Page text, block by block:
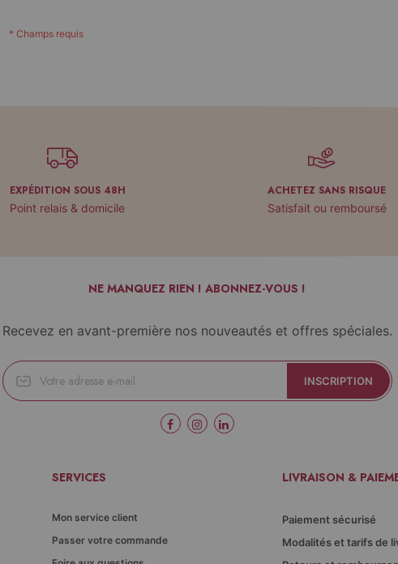
EXPÉDITION SOUS 48H
Point relais & domicile
ACHETEZ SANS RISQUE
Satisfait ou remboursé
NE MANQUEZ RIEN ! ABONNEZ-VOUS !
Recevez en avant-première nos nouveautés et offres spéciales.
INSCRIPTION
SERVICES
Mon service client
Passer votre commande
LIVRAISON &
Paiement sécurisé
Modalités et tarifs de